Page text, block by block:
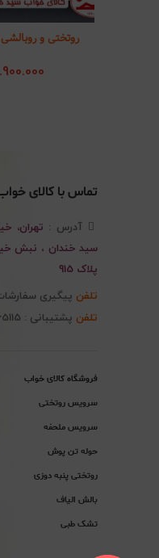
افزودنروتختی و
تماس با کالای
آدرس : تهران،
سید خندان ، نبش
پلاک 915
تلفن پیگیری
تلفن پشتیبانی : 02122865115
فروشگاه کالای خواب
سرویس روتختی
سرویس ملحفه
حوله تن پوش
روتختی پنبه دوزی
بالش الیاف
تشک طبی